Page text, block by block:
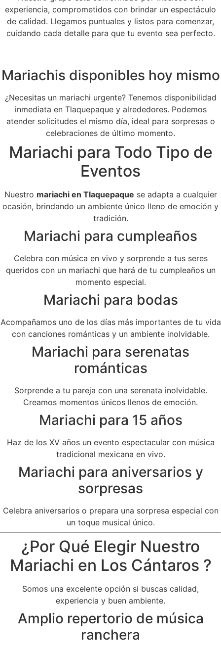
experiencia, comprometidos con brindar un espectáculo
de calidad. Llegamos puntuales y listos para comenzar,
cuidando cada detalle para que tu evento sea perfecto.
Mariachis disponibles hoy mismo
¿Necesitas un mariachi urgente? Tenemos disponibilidad
inmediata en Tlaquepaque y alrededores. Podemos
atender solicitudes el mismo día, ideal para sorpresas o
celebraciones de último momento.
Mariachi para Todo Tipo de
Eventos
Nuestro mariachi en Tlaquepaque se adapta a cualquier
ocasión, brindando un ambiente único lleno de emoción y
tradición.
Mariachi para cumpleaños
Celebra con música en vivo y sorprende a tus seres
queridos con un mariachi que hará de tu cumpleaños un
momento especial.
Mariachi para bodas
Acompañamos uno de los días más importantes de tu vida
con canciones románticas y un ambiente inolvidable.
Mariachi para serenatas
románticas
Sorprende a tu pareja con una serenata inolvidable.
Creamos momentos únicos llenos de emoción.
Mariachi para 15 años
Haz de los XV años un evento espectacular con música
tradicional mexicana en vivo.
Mariachi para aniversarios y
sorpresas
Celebra aniversarios o prepara una sorpresa especial con
un toque musical único.
¿Por Qué Elegir Nuestro
Mariachi en Los Cántaros ?
Somos una excelente opción si buscas calidad,
experiencia y buen ambiente.
Amplio repertorio de música
ranchera